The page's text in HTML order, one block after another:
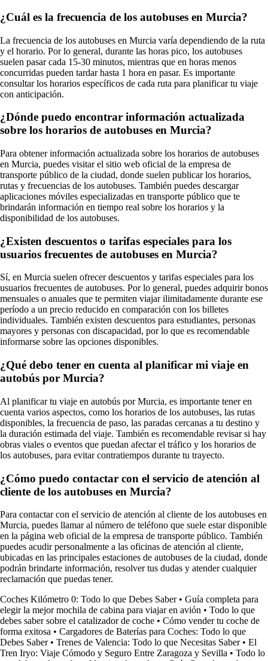
¿Cuál es la frecuencia de los autobuses en Murcia?
La frecuencia de los autobuses en Murcia varía dependiendo de la ruta
y el horario. Por lo general, durante las horas pico, los autobuses
suelen pasar cada 15-30 minutos, mientras que en horas menos
concurridas pueden tardar hasta 1 hora en pasar. Es importante
consultar los horarios específicos de cada ruta para planificar tu viaje
con anticipación.
¿Dónde puedo encontrar información actualizada
sobre los horarios de autobuses en Murcia?
Para obtener información actualizada sobre los horarios de autobuses
en Murcia, puedes visitar el sitio web oficial de la empresa de
transporte público de la ciudad, donde suelen publicar los horarios,
rutas y frecuencias de los autobuses. También puedes descargar
aplicaciones móviles especializadas en transporte público que te
brindarán información en tiempo real sobre los horarios y la
disponibilidad de los autobuses.
¿Existen descuentos o tarifas especiales para los
usuarios frecuentes de autobuses en Murcia?
Sí, en Murcia suelen ofrecer descuentos y tarifas especiales para los
usuarios frecuentes de autobuses. Por lo general, puedes adquirir bonos
mensuales o anuales que te permiten viajar ilimitadamente durante ese
período a un precio reducido en comparación con los billetes
individuales. También existen descuentos para estudiantes, personas
mayores y personas con discapacidad, por lo que es recomendable
informarse sobre las opciones disponibles.
¿Qué debo tener en cuenta al planificar mi viaje en
autobús por Murcia?
Al planificar tu viaje en autobús por Murcia, es importante tener en
cuenta varios aspectos, como los horarios de los autobuses, las rutas
disponibles, la frecuencia de paso, las paradas cercanas a tu destino y
la duración estimada del viaje. También es recomendable revisar si hay
obras viales o eventos que puedan afectar el tráfico y los horarios de
los autobuses, para evitar contratiempos durante tu trayecto.
¿Cómo puedo contactar con el servicio de atención al
cliente de los autobuses en Murcia?
Para contactar con el servicio de atención al cliente de los autobuses en
Murcia, puedes llamar al número de teléfono que suele estar disponible
en la página web oficial de la empresa de transporte público. También
puedes acudir personalmente a las oficinas de atención al cliente,
ubicadas en las principales estaciones de autobuses de la ciudad, donde
podrán brindarte información, resolver tus dudas y atender cualquier
reclamación que puedas tener.
Coches Kilómetro 0: Todo lo que Debes Saber• Guía completa para
elegir la mejor mochila de cabina para viajar en avión • Todo lo que
debes saber sobre el catalizador de coche • Cómo vender tu coche de
forma exitosa • Cargadores de Baterías para Coches: Todo lo que
Debes Saber• Trenes de Valencia: Todo lo que Necesitas Saber• El
Tren Iryo: Viaje Cómodo y Seguro Entre Zaragoza y Sevilla • Todo lo